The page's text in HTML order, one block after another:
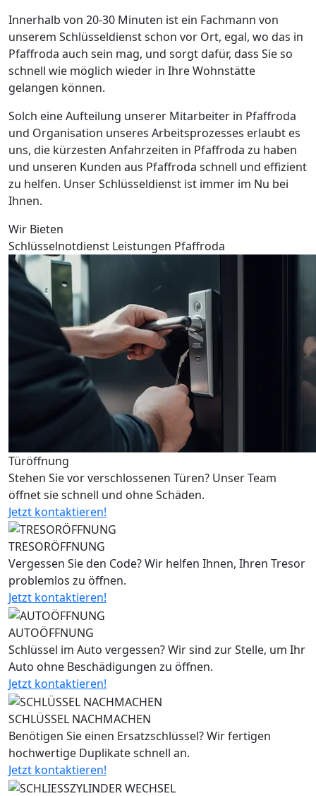
Innerhalb von 20-30 Minuten ist ein Fachmann von
unserem Schlüsseldienst schon vor Ort, egal, wo das in
Pfaffroda auch sein mag, und sorgt dafür, dass Sie so
schnell wie möglich wieder in Ihre Wohnstätte
gelangen können.
Solch eine Aufteilung unserer Mitarbeiter in Pfaffroda
und Organisation unseres Arbeitsprozesses erlaubt es
uns, die kürzesten Anfahrzeiten in Pfaffroda zu haben
und unseren Kunden aus Pfaffroda schnell und effizient
zu helfen. Unser Schlüsseldienst ist immer im Nu bei
Ihnen.
Wir Bieten
Schlüsselnotdienst Leistungen Pfaffroda
Türöffnung
Stehen Sie vor verschlossenen Türen? Unser Team
öffnet sie schnell und ohne Schäden.
Jetzt kontaktieren!
TRESORÖFFNUNG
Vergessen Sie den Code? Wir helfen Ihnen, Ihren Tresor
problemlos zu öffnen.
Jetzt kontaktieren!
AUTOÖFFNUNG
Schlüssel im Auto vergessen? Wir sind zur Stelle, um Ihr
Auto ohne Beschädigungen zu öffnen.
Jetzt kontaktieren!
SCHLÜSSEL NACHMACHEN
Benötigen Sie einen Ersatzschlüssel? Wir fertigen
hochwertige Duplikate schnell an.
Jetzt kontaktieren!